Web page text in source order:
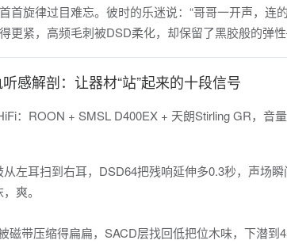
首旋律过目难忘。彼时的乐迷说：“哥哥一开声，连
更紧，高频毛刺被DSD柔化，却保留了黑胶般的弹
感解剖：让器材“站”起来的十段信号
：ROON + SMSL D400EX + 天朗Stirling GR，音量
左耳扫到右耳，DSD64把残响延伸多0.3秒，声场瞬
爽。
磁带压缩得扁扁，SACD层找回低把位木味，下潜到